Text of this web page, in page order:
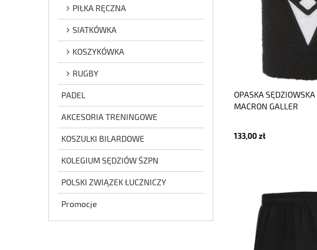
PIŁKA RĘCZNA
SIATKÓWKA
KOSZYKÓWKA
RUGBY
PADEL
AKCESORIA TRENINGOWE
KOSZULKI BILARDOWE
KOLEGIUM SĘDZIÓW ŚZPN
POLSKI ZWIĄZEK ŁUCZNICZY
Promocje
OPASKA
MACRON GALLER
133,00 zł